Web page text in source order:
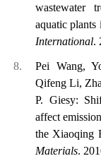
wastewater
aquatic
International.
Pei Wang,
Qifeng Li,
P. Giesy:
affect
the Xiaoqing
Materials.